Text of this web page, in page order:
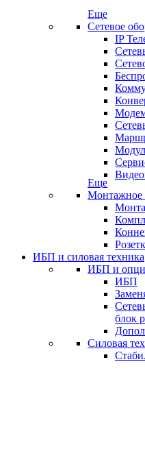
Еще
Сетевое
IP
Еще
Монтажное
ИБП и силовая техника
ИБП и
ИБП
блок
Силовая